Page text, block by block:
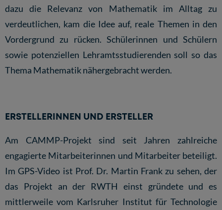
dazu die Relevanz von Mathematik im Alltag zu
verdeutlichen, kam die Idee auf, reale Themen in den
Vordergrund zu rücken. Schülerinnen und Schülern
sowie potenziellen Lehramtsstudierenden soll so das
Thema Mathematik nähergebracht werden.
ERSTELLERINNEN UND ERSTELLER
Am CAMMP-Projekt sind seit Jahren zahlreiche
engagierte Mitarbeiterinnen und Mitarbeiter beteiligt.
Im GPS-Video ist Prof. Dr. Martin Frank zu sehen, der
das Projekt an der RWTH einst gründete und es
mittlerweile vom Karlsruher Institut für Technologie